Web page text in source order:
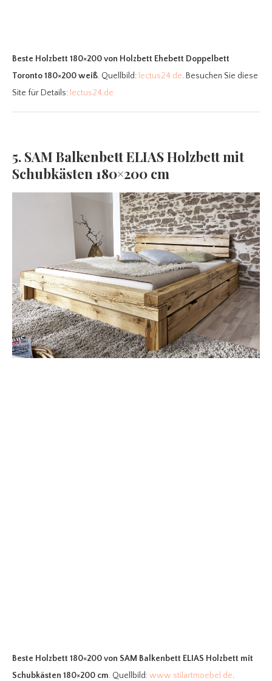
Beste Holzbett 180×200von Holzbett Ehebett Doppelbett
Toronto 180×200 weiß. Quellbild: lectus24.de. Besuchen Sie diese
Site für Details: lectus24.de
5. SAM Balkenbett ELIAS Holzbett mit
Schubkästen 180×200 cm
Beste Holzbett 180×200von SAM Balkenbett ELIAS Holzbett mit
Schubkästen 180×200 cm. Quellbild:www.stilartmoebel.de.